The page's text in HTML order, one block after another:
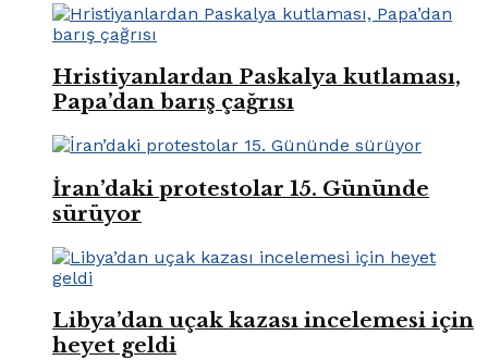
Hristiyanlardan Paskalya kutlaması,
Papa’dan barış çağrısı
İran’daki protestolar 15. Gününde
sürüyor
Libya’dan uçak kazası incelemesi için
heyet geldi